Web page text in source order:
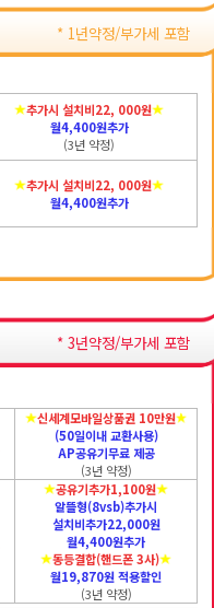
* 1년약정/부가세 포함
추가시 설치비22, 000원
월4,400원추가
(3년 약정)
추가시 설치비22, 000원
월4,400원추가
* 3년약정/부가세 포함
신세계모바일상품권 10만원
(50일이내 교환사용)
AP공유기무료 제공
(3년 약정)
공유기추가1,100원
알뜰형(8vsb)추가시
설치비추가22,000원
월4,400원추가
동등결합(핸드폰 3사)
월19,870원 적용할인
(3년 약정)